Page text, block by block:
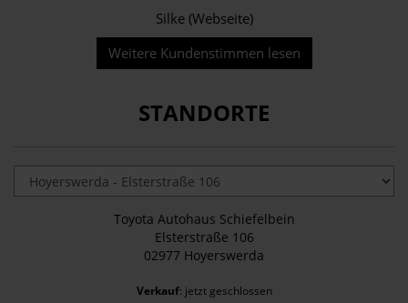
Silke (Webseite)
Weitere Kundenstimmen lesen
STANDORTE
Toyota Autohaus Schiefelbein
Elsterstraße 106
02977 Hoyerswerda
Verkauf: jetzt geschlossen